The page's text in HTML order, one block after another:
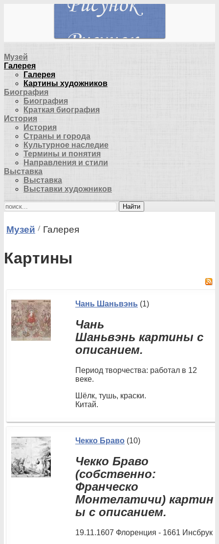
Музей
Галерея
Галерея
Картины художников
Биография
Биография
Краткая биография
История
История
Страны и города
Культурное наследие
Термины и понятия
Направления и стили
Выставка
Выставка
Выставки художников
Найти
Музей Галерея
Картины
Чань Шаньвэнь (1)
Чань
Шаньвэнь картины с
описанием.
Период творчества: работал в 12
веке.
Шёлк, тушь, краски.
Китай.
Чекко Браво (10)
Чекко Браво
(собственно:
Франческо
Монтелатичи) картин
ы с описанием.
19.11.1607 Флоренция - 1661 Инсбрук